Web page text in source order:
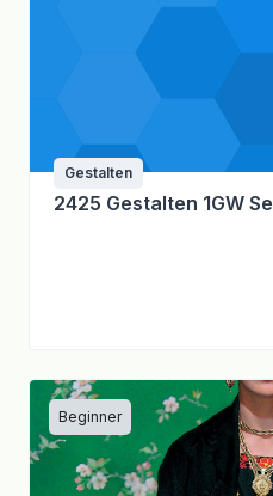
Gestalten
2425 Gestalten 1GW
Beginner